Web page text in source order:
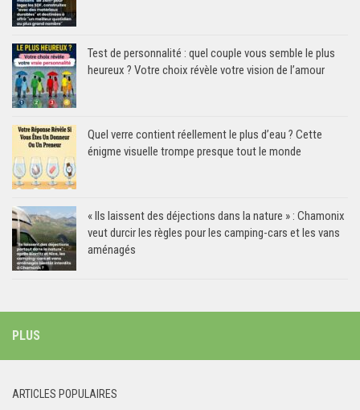
Test de personnalité : quel couple vous semble le plus
heureux ? Votre choix révèle votre vision de l’amour
Quel verre contient réellement le plus d’eau ? Cette
énigme visuelle trompe presque tout le monde
« Ils laissent des déjections dans la nature » : Chamonix
veut durcir les règles pour les camping-cars et les vans
aménagés
PLUS
ARTICLES POPULAIRES